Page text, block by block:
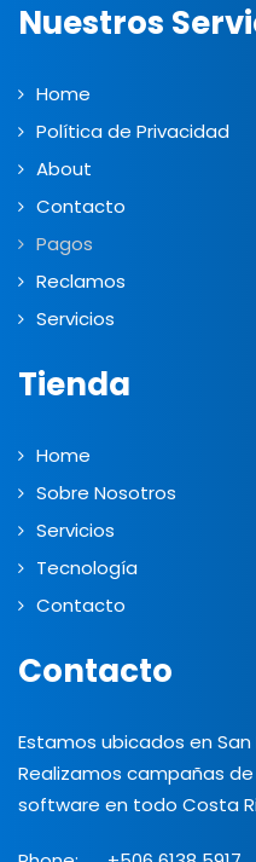
Nuestros
Home
Política de Privacidad
About
Contacto
Pagos
Reclamos
Servicios
Tienda
Home
Sobre Nosotros
Servicios
Tecnología
Contacto
Contacto
Estamos ubicados en
Realizamos campañas
software en todo Costa